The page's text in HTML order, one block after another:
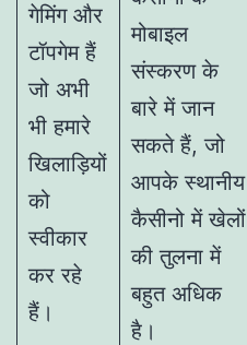
गेमिंग और
टॉपगेम हैं
जो अभी
भी हमारे
खिलाड़ियों
को
स्वीकार
कर रहे
हैं।
मोबाइल
संस्करण के
बारे में जान
सकते हैं, जो
आपके स्थानीय
कैसीनो में खेलों
की तुलना में
बहुत अधिक
है।